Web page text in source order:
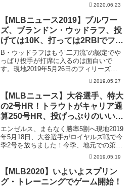
2020.06.23
【MLBニュース2019】ブルワー
ズ、ブランドン・ウッドラフ、投
げては10K、打っては2RBIでフィ
リーズを圧倒
B・ウッドラフはもう”二刀流”の認定でや
っぱり投手が打席に入るのは面白いで
す。現地2019年5月26日のフィリーズ＠
2019.05.27
【MLBニュース】大谷選手、特大
の2号HR！トラウトがキャリア通
算250号HR、投げっぷりのいいル
ーキー、グリフィン・カニング
エンゼルス、まもなく勝率5割へ現地2019
年5月18日、大谷選手がロイヤルズ戦で今
季2号を放ちました！今季、地元での第
2019.05.19
【MLB2020】いよいよスプリン
グ・トレーニングでゲーム開始！